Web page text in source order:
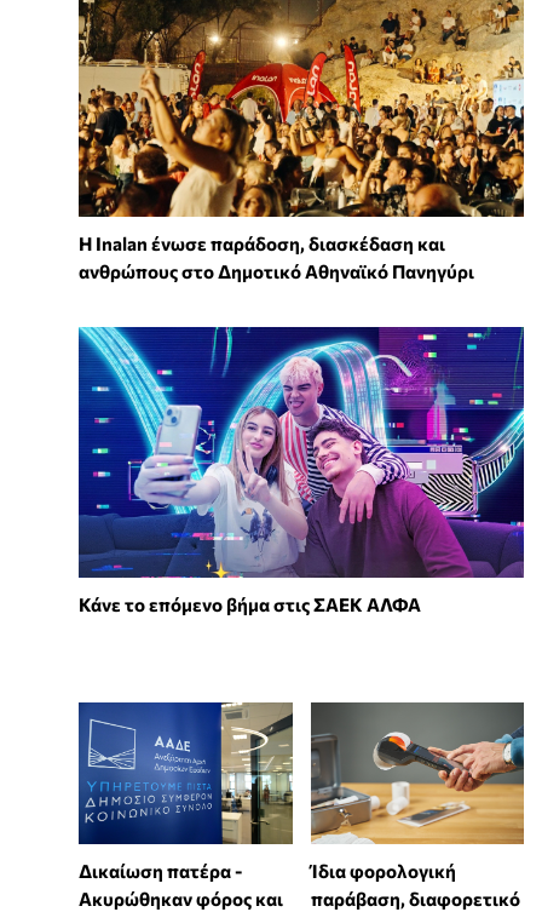
Η Inalan ένωσε παράδοση, διασκέδαση και
ανθρώπους στο Δημοτικό Αθηναϊκό Πανηγύρι
Κάνε το επόμενο βήμα στις ΣΑΕΚ ΑΛΦΑ
Δικαίωση πατέρα -
Ακυρώθηκαν φόρος και
Ίδια φορολογική
παράβαση, διαφορετικό